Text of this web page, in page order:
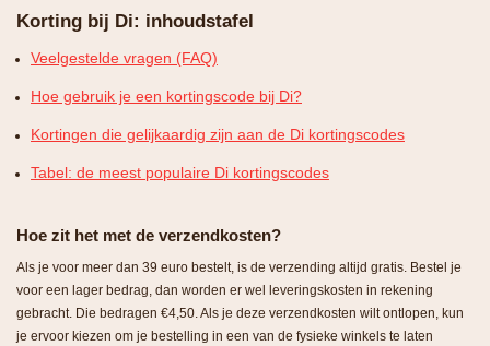
Korting bij Di: inhoudstafel
Veelgestelde vragen (FAQ)
Hoe gebruik je een kortingscode bij Di?
Kortingen die gelijkaardig zijn aan de Di kortingscodes
Tabel: de meest populaire Di kortingscodes
Hoe zit het met de verzendkosten?
Als je voor meer dan 39 euro bestelt, is de verzending altijd gratis. Bestel je
voor een lager bedrag, dan worden er wel leveringskosten in rekening
gebracht. Die bedragen €4,50. Als je deze verzendkosten wilt ontlopen, kun
je ervoor kiezen om je bestelling in een van de fysieke winkels te laten